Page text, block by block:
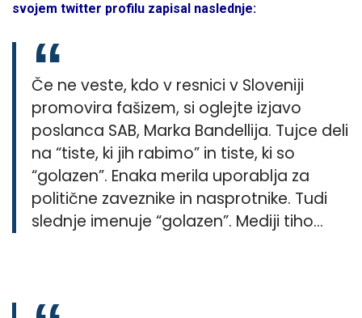
svojem twitter profilu zapisal naslednje:
Če ne veste, kdo v resnici v Sloveniji
promovira fašizem, si oglejte izjavo
poslanca SAB, Marka Bandellija. Tujce deli
na “tiste, ki jih rabimo” in tiste, ki so
“golazen”. Enaka merila uporablja za
politične zaveznike in nasprotnike. Tudi
slednje imenuje “golazen”. Mediji tiho…